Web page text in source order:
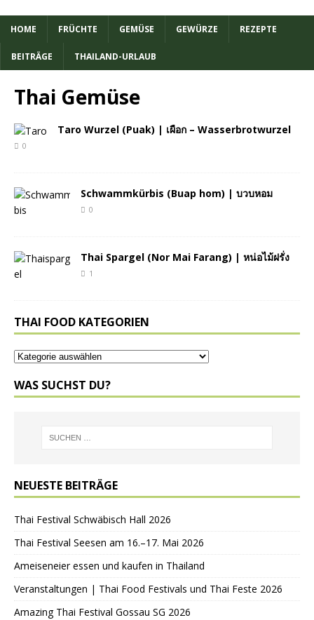
HOME FRÜCHTE GEMÜSE GEWÜRZE REZEPTE
BEITRÄGE THAILAND-URLAUB
Thai Gemüse
Taro Wurzel (Puak) | เผือก – Wasserbrotwurzel
0
Schwammkürbis (Buap hom) | บวบหอม
0
Thai Spargel (Nor Mai Farang) | หน่อไม้ฝรั่ง
1
THAI FOOD KATEGORIEN
WAS SUCHST DU?
NEUESTE BEITRÄGE
Thai Festival Schwäbisch Hall 2026
Thai Festival Seesen am 16.–17. Mai 2026
Ameiseneier essen und kaufen in Thailand
Veranstaltungen | Thai Food Festivals und Thai Feste 2026
Amazing Thai Festival Gossau SG 2026